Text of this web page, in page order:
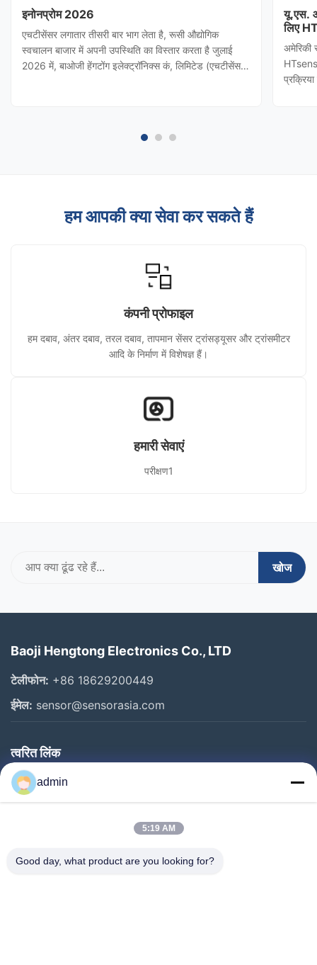
इनोनप्रोम 2026
एचटीसेंसर लगातार तीसरी बार भाग लेता है, रूसी औद्योगिक
स्वचालन बाजार में अपनी उपस्थिति का विस्तार करता है जुलाई
2026 में, बाओजी हेंगटोंग इलेक्ट्रॉनिक्स कं, लिमिटेड (एचटीसेंसर)
यू.एस.
लिए
अमेरिकी
हम आपकी क्या सेवा कर सकते हैं
कंपनी प्रोफाइल
हम दबाव, अंतर दबाव, तरल दबाव, तापमान सेंसर ट्रांसड्यूसर और ट्रांसमीटर
आदि के निर्माण में विशेषज्ञ हैं।
हमारी सेवाएं
परीक्षण1
खोज
Baoji Hengtong Electronics Co., LTD
टेलीफोन: +86 18629200449
ईमेल: sensor@sensorasia.com
त्वरित लिंक
घर
उत्पादों
हमारे बारे में
admin
5:19 AM
Good day, what product are you looking for?